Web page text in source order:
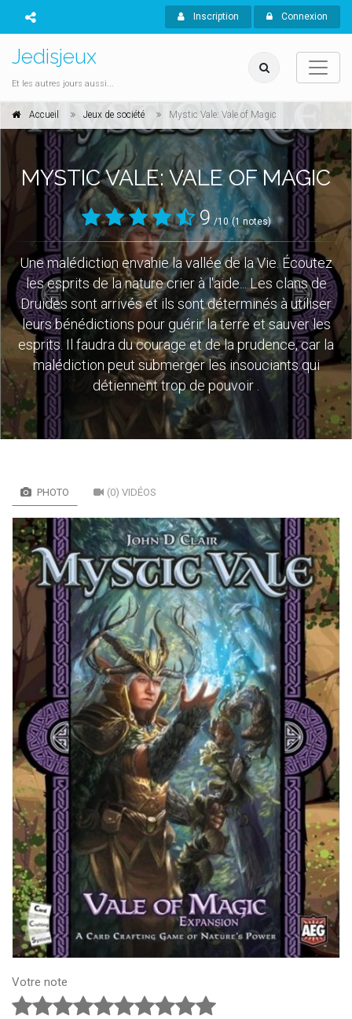
Inscription Connexion
Jedisjeux
Et les autres jours aussi...
Accueil Jeux de société Mystic Vale: Vale of Magic
MYSTIC VALE: VALE OF MAGIC
9 /10 (1 notes)
Une malédiction envahie la vallée de la Vie. Écoutez
les esprits de la nature crier à l'aide... Les clans de
Druides sont arrivés et ils sont déterminés à utiliser
leurs bénédictions pour guérir la terre et sauver les
esprits. Il faudra du courage et de la prudence, car la
malédiction peut submerger les insouciants qui
détiennent trop de pouvoir .
PHOTO (0) VIDÉOS
Votre note